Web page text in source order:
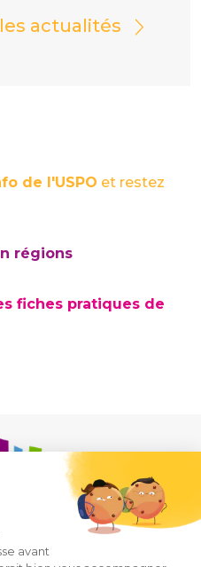
actualités
de l'USPO et restez
régions
fiches pratiques de
d’Officine